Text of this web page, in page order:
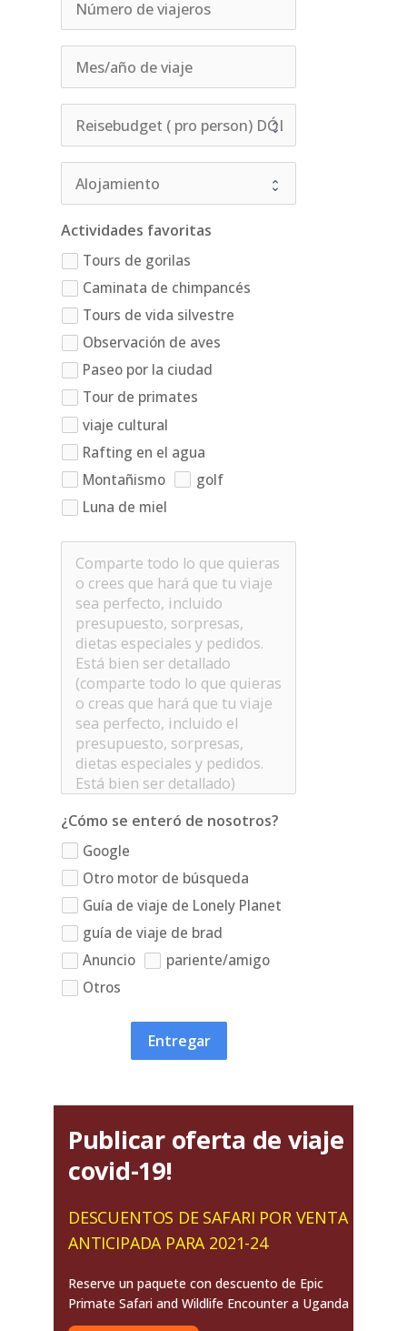
Actividades favoritas
Tours de gorilas
Caminata de chimpancés
Tours de vida silvestre
Observación de aves
Paseo por la ciudad
Tour de primates
viaje cultural
Rafting en el agua
Montañismo
golf
Luna de miel
¿Cómo se enteró de nosotros?
Google
Otro motor de búsqueda
Guía de viaje de Lonely Planet
guía de viaje de brad
Anuncio
pariente/amigo
Otros
Entregar
Publicar oferta de viaje
covid-19!
DESCUENTOS DE SAFARI POR VENTA
ANTICIPADA PARA 2021-24
Reserve un paquete con descuento de Epic
Primate Safari and Wildlife Encounter a Uganda